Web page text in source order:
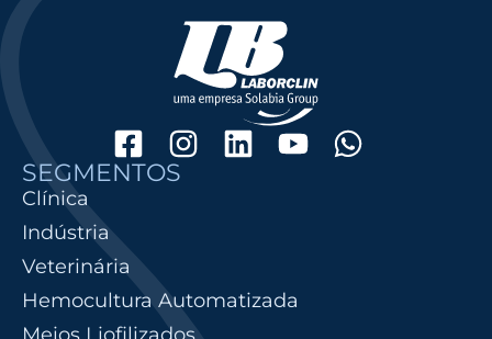
SEGMENTOS
Clínica
Indústria
Veterinária
Hemocultura Automatizada